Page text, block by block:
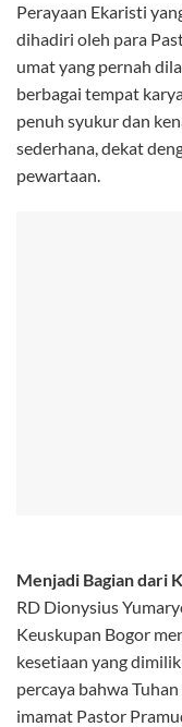
Perayaan Ekaristi
dihadiri oleh para
umat yang pernah
berbagai tempat
penuh syukur dan
sederhana, dekat
pewartaan.
Menjadi Bagian dari
RD Dionysius
Keuskupan Bogor
kesetiaan yang
percaya bahwa
imamat Pastor